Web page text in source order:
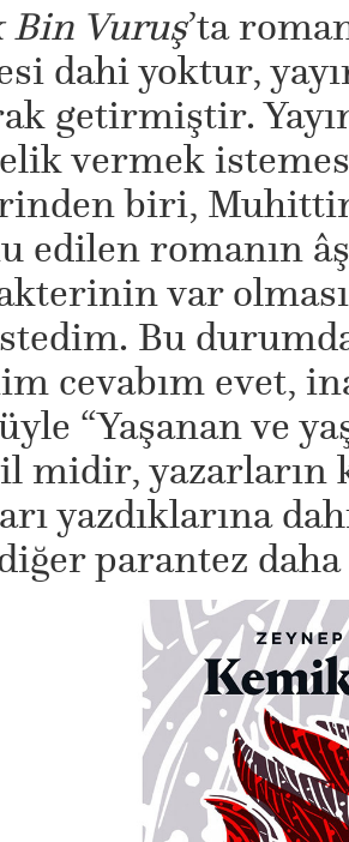
Bin Vuruş’ta
dahi yoktur,
getirmiştir.
vermek
biri,
edilen romanın
var
Bu
cevabım evet,
“Yaşanan ve
midir, yazarların
yazdıklarına
parantez